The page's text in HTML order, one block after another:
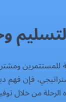
للمستثمرين
فإن فهم
الرحلة من خلال